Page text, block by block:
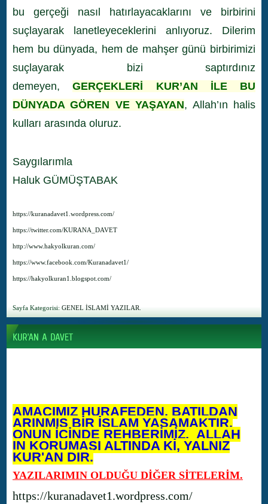
AMACIMIZ HURAFEDEN, BATILDAN
ARINMIŞ BİR İSLAM YAŞAMAKTIR.
ONUN İÇİNDE REHBERİMİZ, ALLAH
IN KORUMASI ALTINDA Kİ, YALNIZ
KUR'AN DIR.
YAZILARIMIN OLDUĞU DİĞER SİTELERİM.
https://kuranadavet1.wordpress.com/
bu gerçeği nasıl hatırlayacaklarını ve birbirini
suçlayarak lanetleyeceklerini anlıyoruz. Dilerim
hem bu dünyada, hem de mahşer günü birbirimizi
suçlayarak bizi saptırdınız
demeyen,GERÇEKLERİ KUR’AN İLE BU
DÜNYADA GÖREN VE YAŞAYAN, Allah’ın halis
kulları arasında oluruz.
Saygılarımla
Haluk GÜMÜŞTABAK
https://kuranadavet1.wordpress.com/
https://twitter.com/KURANA_DAVET
http://www.hakyolkuran.com/
https://www.facebook.com/Kuranadavet1/
https://hakyolkuran1.blogspot.com/
Sayfa Kategorisi: GENEL İSLAMİ YAZILAR.